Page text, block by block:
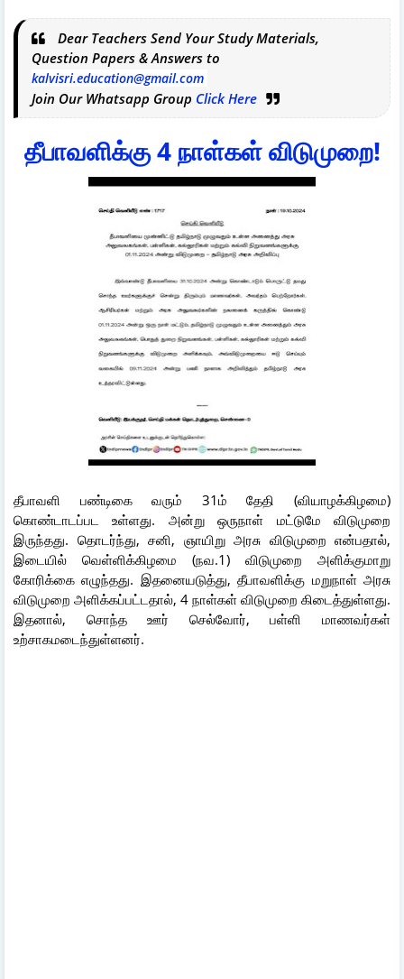
Dear Teachers Send Your Study Materials,
Question Papers & Answers to
kalvisri.education@gmail.com
Join Our Whatsapp Group Click Here
தீபாவளிக்கு 4 நாள்கள் விடுமுறை!
தீபாவளி பண்டிகை வரும் 31ம் தேதி (வியாழக்கிழமை)
கொண்டாடப்பட உள்ளது. அன்று ஒருநாள் மட்டுமே விடுமுறை
இருந்தது. தொடர்ந்து, சனி, ஞாயிறு அரசு விடுமுறை என்பதால்,
இடையில் வெள்ளிக்கிழமை (நவ.1) விடுமுறை அளிக்குமாறு
கோரிக்கை எழுந்தது. இதனையடுத்து, தீபாவளிக்கு மறுநாள் அரசு
விடுமுறை அளிக்கப்பட்டதால், 4 நாள்கள் விடுமுறை கிடைத்துள்ளது.
இதனால், சொந்த ஊர் செல்வோர், பள்ளி மாணவர்கள்
உற்சாகமடைந்துள்ளனர்.